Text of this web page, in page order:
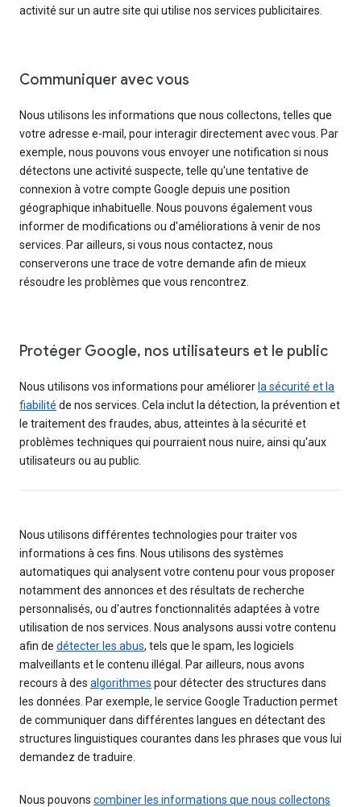
activité sur un autre site qui utilise nos services publicitaires.
Communiquer avec vous
Nous utilisons les informations que nous collectons, telles que
votre adresse e-mail, pour interagir directement avec vous. Par
exemple, nous pouvons vous envoyer une notification si nous
détectons une activité suspecte, telle qu'une tentative de
connexion à votre compte Google depuis une position
géographique inhabituelle. Nous pouvons également vous
informer de modifications ou d'améliorations à venir de nos
services. Par ailleurs, si vous nous contactez, nous
conserverons une trace de votre demande afin de mieux
résoudre les problèmes que vous rencontrez.
Protéger Google, nos utilisateurs et le public
Nous utilisons vos informations pour améliorer la sécurité et la
fiabilité de nos services. Cela inclut la détection, la prévention et
le traitement des fraudes, abus, atteintes à la sécurité et
problèmes techniques qui pourraient nous nuire, ainsi qu'aux
utilisateurs ou au public.
Nous utilisons différentes technologies pour traiter vos
informations à ces fins. Nous utilisons des systèmes
automatiques qui analysent votre contenu pour vous proposer
notamment des annonces et des résultats de recherche
personnalisés, ou d'autres fonctionnalités adaptées à votre
utilisation de nos services. Nous analysons aussi votre contenu
afin de détecter les abus, tels que le spam, les logiciels
malveillants et le contenu illégal. Par ailleurs, nous avons
recours à des algorithmes pour détecter des structures dans
les données. Par exemple, le service Google Traduction permet
de communiquer dans différentes langues en détectant des
structures linguistiques courantes dans les phrases que vous lui
demandez de traduire.
Nous pouvons combiner les informations que nous collectons